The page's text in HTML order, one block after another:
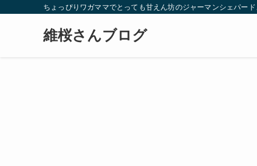
ちょっぴりワガママでとっても甘えん坊のジャーマンシェパー
維桜さんブログ